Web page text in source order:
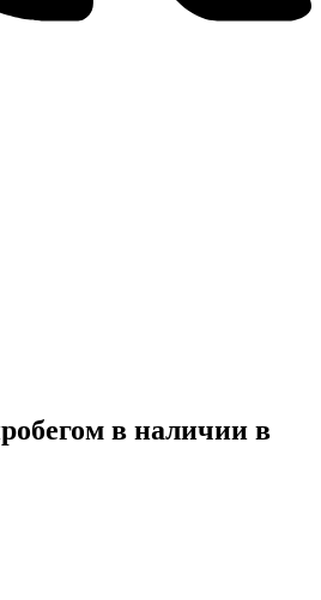
в наличии в